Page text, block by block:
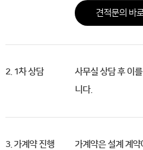
견적문의 바
2. 1차 상담
사무실 상담 후 이
니다.
3. 가계약 진행
가계약은 설계 계약